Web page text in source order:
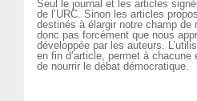
Seul le journal et les articles
de l’URC. Sinon les articles
destinés à élargir notre champ de
donc pas forcément que nous
développée par les auteurs.
en fin d’article, permet à chacune
de nourrir le débat démocratique.